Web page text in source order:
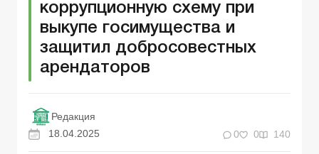
коррупционную схему при
выкупе госимущества и
защитил добросовестных
арендаторов
Редакция
18.04.2025
0 0 140